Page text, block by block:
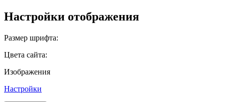
Настройки отображения
Размер шрифта:
Цвета сайта:
Изображения
Настройки